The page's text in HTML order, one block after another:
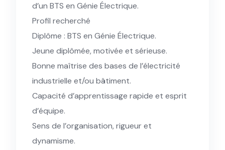
d’un BTS en Génie Électrique.
Profil recherché
Diplôme : BTS en Génie Électrique.
Jeune diplômée, motivée et sérieuse.
Bonne maîtrise des bases de l’électricité
industrielle et/ou bâtiment.
Capacité d’apprentissage rapide et esprit
d’équipe.
Sens de l’organisation, rigueur et
dynamisme.